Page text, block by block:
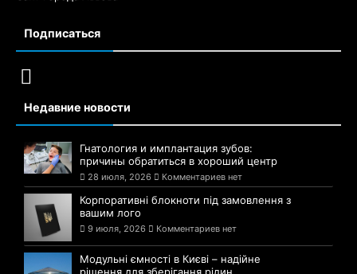
Подписаться
Недавние новости
Гнатология и имплантация зубов:
причины обратиться в хороший центр
28 июля, 2026 Комментариев нет
Корпоративні блокноти під замовлення з
вашим лого
9 июля, 2026 Комментариев нет
Модульні ємності в Києві – надійне